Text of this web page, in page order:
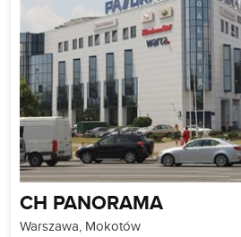
CH PANORAMA
Warszawa, Mokotów